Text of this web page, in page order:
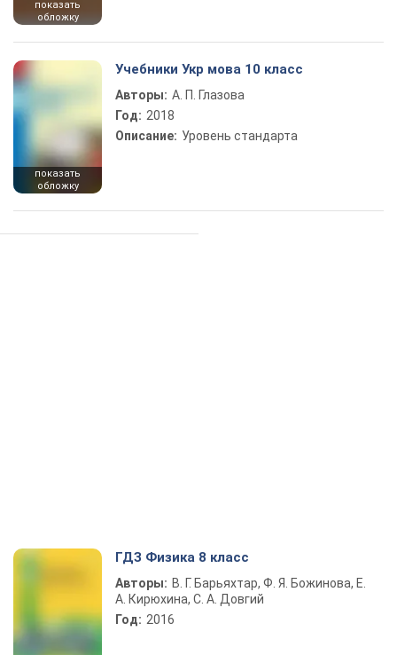
показать
обложку
показать
обложку
Учебники Укр мова 10 класс
Авторы: А. П. Глазова
Год: 2018
Описание: Уровень стандарта
ГДЗ Физика 8 класс
Авторы: В. Г. Барьяхтар, Ф. Я. Божинова, Е.
А. Кирюхина, С. А. Довгий
Год: 2016